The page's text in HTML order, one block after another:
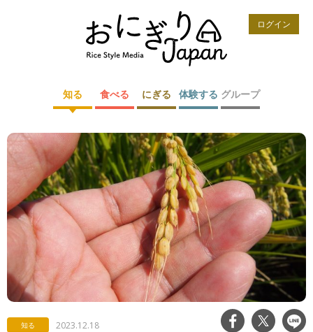
ログイン
知る 食べる にぎる 体験する グループ
知る 2023.12.18